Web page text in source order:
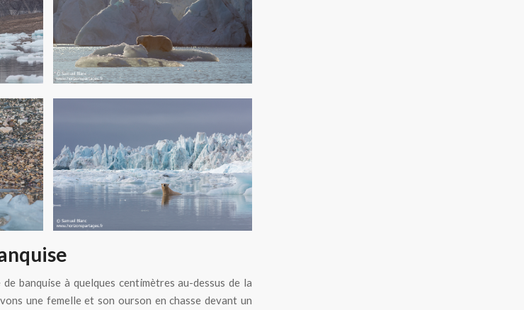
banquise à quelques centimètres au-dessus de la
une femelle et son ourson en chasse devant un